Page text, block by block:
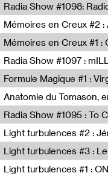
Radio Orange 94.0
Sophie Auger-Grappin
Sophie Auger-Grappin
Radia Show #1097 :
Formule Magique #1 :
Nathalie Lacroix,Virginie
Loraine Baud,Sylvain
Usmaradio
Lutèce Lockness